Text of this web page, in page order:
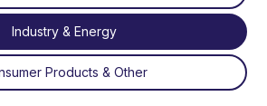
Industry & Energy
Products & Other